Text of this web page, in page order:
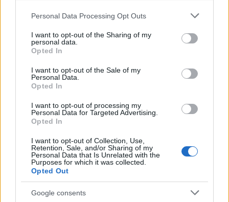
Please note that this website/app uses one or more Google
not limited to your visit or usage behaviour. You may click to
grant or deny consent to Google and its third-party tags to
use your data for below specified purposes in below Google
consent section.
Personal Data Processing Opt Outs
I want to opt-out of the Sharing of my
personal data.
Opted In
I want to opt-out of the Sale of my
Personal Data.
Opted In
I want to opt-out of processing my
Personal Data for Targeted Advertising.
Opted In
I want to opt-out of Collection, Use,
Retention, Sale, and/or Sharing of my
Personal Data that Is Unrelated with the
Purposes for which it was collected.
Opted Out
Google consents
Η φωτιά, τα πυροσβεστικά οχήματα που έκλεισαν
το δρόμο και το κυκλοφοριακό κομφούζιο που
ακολούθησαν, συνέθεταν μια εικόνα χάους στο
κέντρο της πόλης.